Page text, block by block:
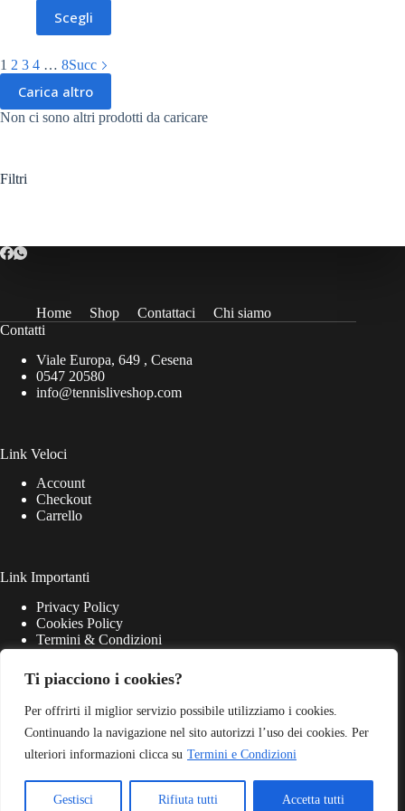
Ti piacciono i cookies?
Per offrirti il miglior servizio possibile utilizziamo i cookies.
Continuando la navigazione nel sito autorizzi l’uso dei cookies. Per
ulteriori informazioni clicca su Termini e Condizioni
Gestisci Rifiuta tutti Accetta tutti
prezzo
originale
era:
prezzo
attuale
è:
Scegli
Questo
prodotto
ha
varianti.
Le
possono
1 2 3 4 … 8Succ
Carica altro
Non ci sono altri prodotti da caricare
Filtri
Home Shop Contattaci
Chi siamo
Contatti
Viale Europa, 649 , Cesena
0547 20580
info@tennisliveshop.com
Link Veloci
Account
Checkout
Carrello
Link Importanti
Privacy Policy
Cookies Policy
Termini & Condizioni